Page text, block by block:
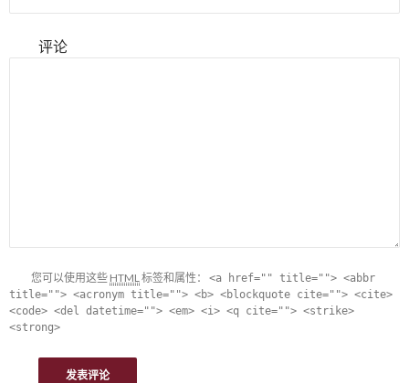
评论
您可以使用这些 HTML标签和属性： <a href="" title=""> <abbr
title=""> <acronym title=""> <b> <blockquote cite=""> <cite>
<code> <del datetime=""> <em> <i> <q cite=""> <strike>
<strong>